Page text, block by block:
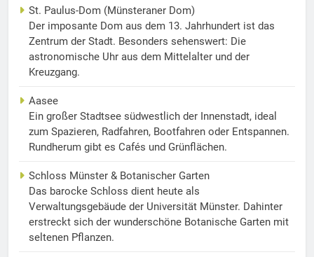
St. Paulus-Dom (Münsteraner Dom)
Der imposante Dom aus dem 13. Jahrhundert ist das
Zentrum der Stadt. Besonders sehenswert: Die
astronomische Uhr aus dem Mittelalter und der
Kreuzgang.
Aasee
Ein großer Stadtsee südwestlich der Innenstadt, ideal
zum Spazieren, Radfahren, Bootfahren oder Entspannen.
Rundherum gibt es Cafés und Grünflächen.
Schloss Münster & Botanischer Garten
Das barocke Schloss dient heute als
Verwaltungsgebäude der Universität Münster. Dahinter
erstreckt sich der wunderschöne Botanische Garten mit
seltenen Pflanzen.